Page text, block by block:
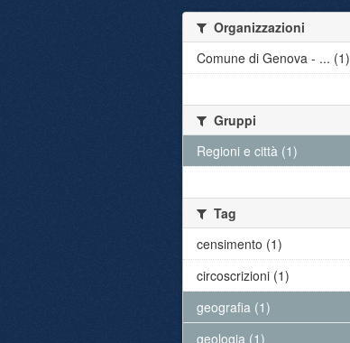
Organizzazioni
Comune di Genova - ... (1)
Gruppi
Regioni e città (1)
Tag
censimento (1)
circoscrizioni (1)
geografia (1)
geologia (1)